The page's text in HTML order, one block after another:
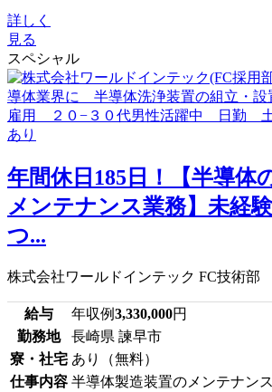
詳しく
見る
スペシャル
年間休日185日！【半導体
メンテナンス業務】未経
つ...
株式会社ワールドインテック FC技術部
給与 年収例3,330,000円
勤務地
長崎県 諫早市
寮・社宅 あり（無料）
仕事内容 半導体製造装置のメンテナン